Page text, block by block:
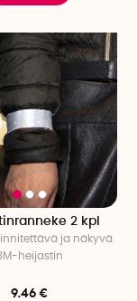
2 kpl
ja näkyvä
heijastin
9.46 €